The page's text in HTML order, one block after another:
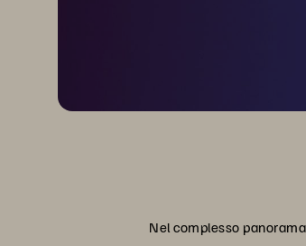
Nel complesso